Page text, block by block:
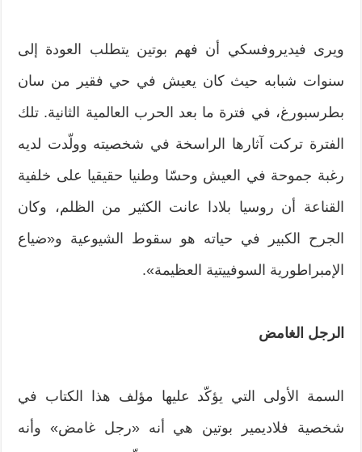
ويرى فيديروفسكي أن فهم بوتين يتطلب العودة إلى
سنوات شبابه حيث كان يعيش في حي فقير من سان
بطرسبورغ، في فترة ما بعد الحرب العالمية الثانية. تلك
الفترة تركت آثارها الراسخة في شخصيته وولّدت لديه
رغبة جموحة في العيش وحسّا وطنيا حقيقيا على خلفية
القناعة أن روسيا بلادا عانت الكثير من الظلم، وكان
الجرح الكبير في حياته هو سقوط الشيوعية و«ضياع
الإمبراطورية السوفييتية العظيمة».
الرجل الغامض
السمة الأولى التي يؤكّد عليها مؤلف هذا الكتاب في
شخصية فلاديمير بوتين هي أنه «رجل غامض» وأنه